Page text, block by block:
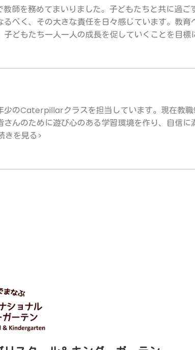
教師を務めてまいりました。子どもたちと共に過
るべく、その大きな責任を日々感じています。教
どもたち一人一人の成長を促していくことを目標
少のCaterpillarクラスを担当しています。現在教
さんのために遊び心のある学習環境を作り、自信
きを見る>